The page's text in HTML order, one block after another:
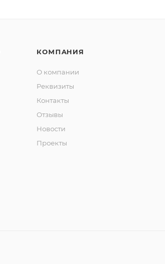
КОМПАНИЯ
О компании
Реквизиты
Контакты
Отзывы
Новости
Проекты